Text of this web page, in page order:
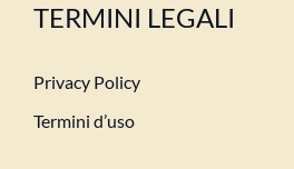
TERMINI LEGALI
Privacy Policy
Termini d’uso